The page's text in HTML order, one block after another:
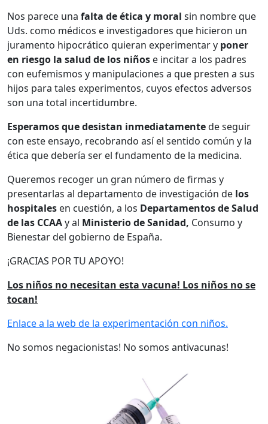
Nos parece una falta de ética y moral sin nombre que
Uds. como médicos e investigadores que hicieron un
juramento hipocrático quieran experimentar y poner
en riesgo la salud de los niños e incitar a los padres
con eufemismos y manipulaciones a que presten a sus
hijos para tales experimentos, cuyos efectos adversos
son una total incertidumbre.
Esperamos que desistan inmediatamentede seguir
con este ensayo, recobrando así el sentido común y la
ética que debería ser el fundamento de la medicina.
Queremos recoger un gran número de firmas y
presentarlas al departamento de investigación de los
hospitales en cuestión, a los Departamentos de Salud
de las CCAAy al Ministerio de Sanidad, Consumo y
Bienestar del gobierno de España.
¡GRACIAS POR TU APOYO!
Los niños no necesitan esta vacuna! Los niños no se
tocan!
Enlace a la web de la experimentación con niños.
No somos negacionistas! No somos antivacunas!